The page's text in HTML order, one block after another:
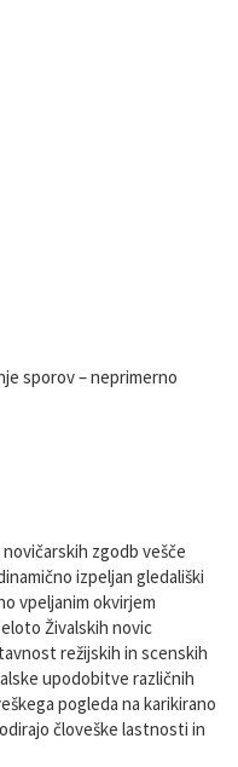
sporov – neprimerno
zgodb vešče
izpeljan gledališki
vpeljanim okvirjem
Živalskih novic
režijskih in scenskih
upodobitve različnih
pogleda na karikirano
človeške lastnosti in